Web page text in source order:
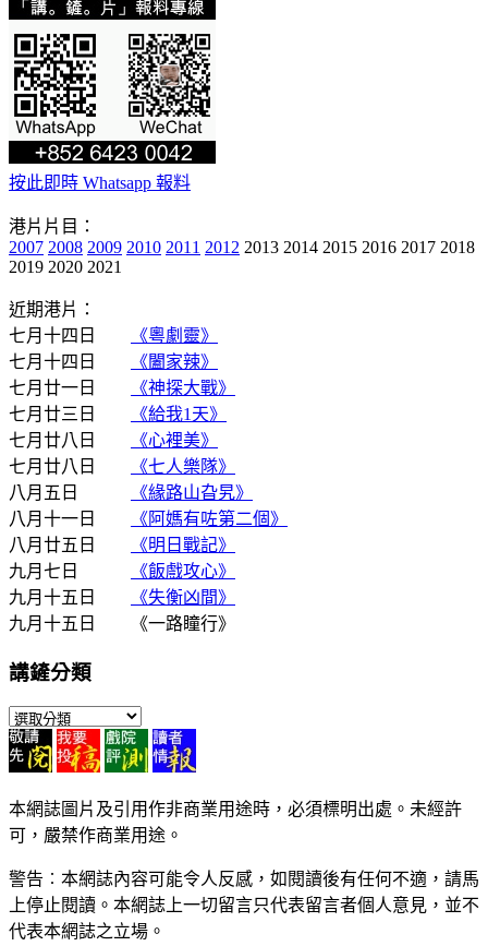
按此即時 Whatsapp 報料
港片片目：
2007 2008 2009 2010 2011 2012 2013 2014 2015 2016 2017 2018
2019 2020 2021
近期港片：
七月十四日
《粵劇靈》
七月十四日
《闔家辣》
七月廿一日
《神探大戰》
七月廿三日
《給我1天》
七月廿八日
《心裡美》
七月廿八日
《七人樂隊》
八月五日
《緣路山旮旯》
八月十一日
《阿媽有咗第二個》
八月廿五日
《明日戰記》
九月七日
《飯戲攻心》
九月十五日
《失衡凶間》
九月十五日 《一路瞳行》
講鏟分類
講
鏟
分
類
本網誌圖片及引用作非商業用途時，必須標明出處。未經許
可，嚴禁作商業用途。
警告︰本網誌內容可能令人反感，如閱讀後有任何不適，請馬
上停止閱讀。本網誌上一切留言只代表留言者個人意見，並不
代表本網誌之立場。